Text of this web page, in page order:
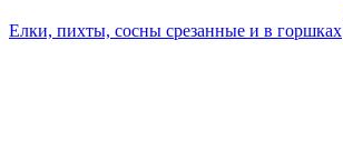
Елки, пихты, сосны срезанные и в горшках